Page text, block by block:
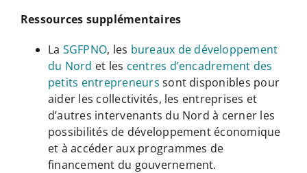
Ressources supplémentaires
La SGFPNO, les bureaux de développement
du Nord et les centres d’encadrement des
petits entrepreneurs sont disponibles pour
aider les collectivités, les entreprises et
d’autres intervenants du Nord à cerner les
possibilités de développement économique
et à accéder aux programmes de
financement du gouvernement.